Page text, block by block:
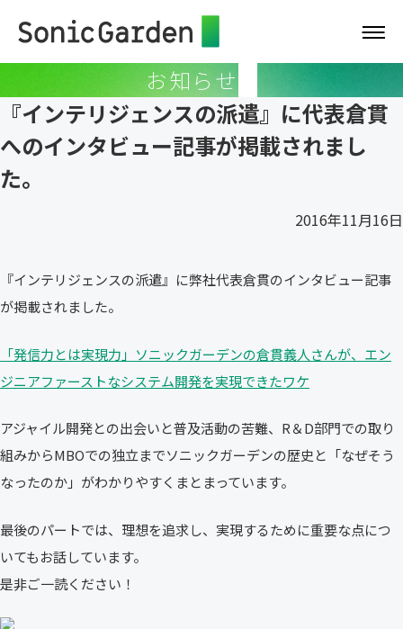
お知らせ
『インテリジェンスの派遣』に代表倉貫
へのインタビュー記事が掲載されまし
た。
2016年11月16日
『インテリジェンスの派遣』に弊社代表倉貫のインタビュー記事
が掲載されました。
「発信力とは実現力」ソニックガーデンの倉貫義人さんが、エン
ジニアファーストなシステム開発を実現できたワケ
アジャイル開発との出会いと普及活動の苦難、R＆D部門での取り
組みからMBOでの独立までソニックガーデンの歴史と「なぜそう
なったのか」がわかりやすくまとまっています。
最後のパートでは、理想を追求し、実現するために重要な点につ
いてもお話しています。
是非ご一読ください！